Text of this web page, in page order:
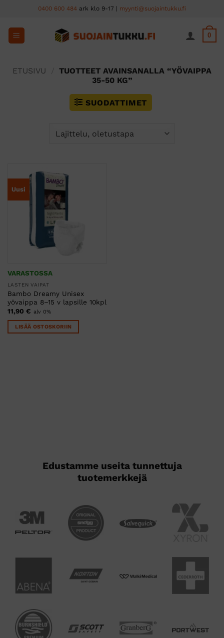
content
0400 600 484 ark klo 9-17 | myynti@suojaintukku.fi
0
ETUSIVU
TUOTTEET AVAINSANALLA “YÖVAIPPA
35-50 KG”
SUODATTIMET
Uusi
VARASTOSSA
LASTEN VAIPAT
Bambo Dreamy Unisex
yövaippa 8–15 v lapsille 10kpl
11,90 € alv 0%
LISÄÄ OSTOSKORIIN
Edustamme useita tunnettuja
tuotemerkkejä